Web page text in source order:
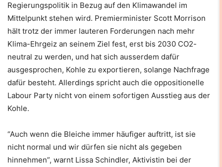
Regierungspolitik in Bezug auf den Klimawandel im
Mittelpunkt stehen wird. Premierminister Scott Morrison
hält trotz der immer lauteren Forderungen nach mehr
Klima-Ehrgeiz an seinem Ziel fest, erst bis 2030 CO2-
neutral zu werden, und hat sich ausserdem dafür
ausgesprochen, Kohle zu exportieren, solange Nachfrage
dafür besteht. Allerdings spricht auch die oppositionelle
Labour Party nicht von einem sofortigen Ausstieg aus der
Kohle.
“Auch wenn die Bleiche immer häufiger auftritt, ist sie
nicht normal und wir dürfen sie nicht als gegeben
hinnehmen”, warnt Lissa Schindler, Aktivistin bei der